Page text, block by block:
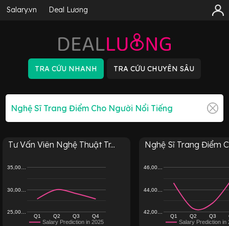
Salary.vn Deal Lương
Tư Vấn Viên Nghệ Thuật Tr...
Salary Prediction in 2025
Q1 Q2 Q3 Q4
25,00…
30,00…
35,00…
Nghệ Sĩ Trang Điểm
Salary Prediction in
Q1 Q2 Q3
42,00…
44,00…
46,00…